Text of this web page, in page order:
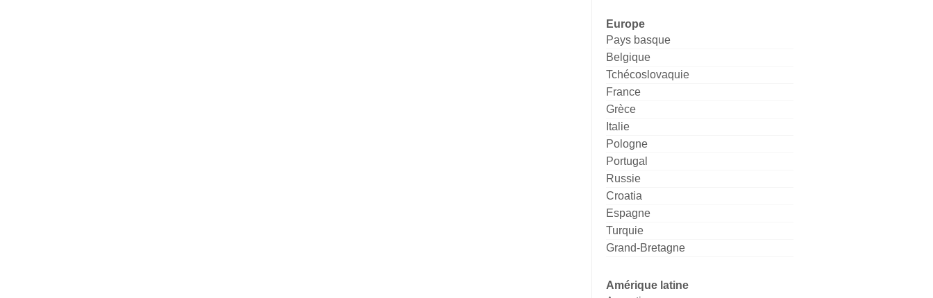
Europe
Pays basque
Belgique
Tchécoslovaquie
France
Grèce
Italie
Pologne
Portugal
Russie
Croatia
Espagne
Turquie
Grand-Bretagne
Amérique latine